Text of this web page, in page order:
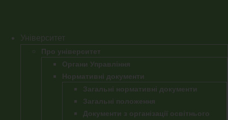
Університет
Про університет
Органи Управління
Нормативні документи
Загальні нормативні документи
Загальні положення
Документи з організації освітнього